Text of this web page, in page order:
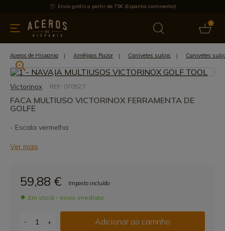
Envio grátis a partir de 75€ (Espanha continental)
0
& Utensílios de cozinha Oferece Últimas notícias
Aceros de Hispania Amêijoas Razor Canivetes suíços Canivetes
Victorinox REF: 07052.T
FACA MULTIUSO VICTORINOX FERRAMENTA DE
GOLFE
- Escala vermelha
Ver mais
59,88 € Imposto incluído
Em stock - envio imediato
- + Adicionar ao carrinho